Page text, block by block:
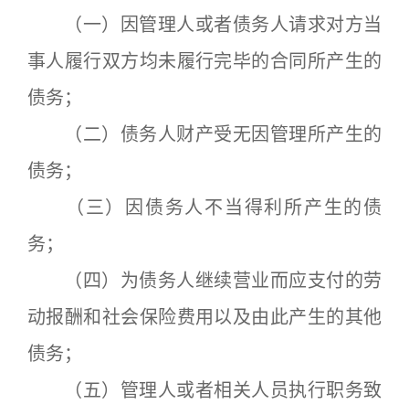
（一）因管理人或者债务人请求对方当
事人履行双方均未履行完毕的合同所产生的
债务；
（二）债务人财产受无因管理所产生的
债务；
（三）因债务人不当得利所产生的债
务；
（四）为债务人继续营业而应支付的劳
动报酬和社会保险费用以及由此产生的其他
债务；
（五）管理人或者相关人员执行职务致